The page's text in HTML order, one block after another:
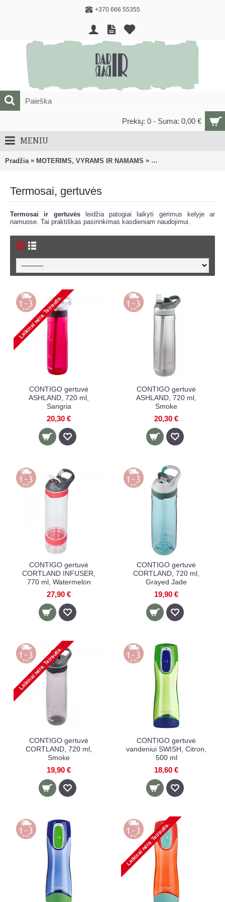
+370 666 55355
Prekių: 0 - Suma: 0,00 €
MENIU
Pradžia » MOTERIMS, VYRAMS IR NAMAMS » NAMŲ, BUITIES
Termosai, gertuvės
Termosai ir gertuvės
leidžia patogiai laikyti gėrimus kelyje ar
namuose. Tai praktiškas pasirinkimas kasdieniam naudojimui.
CONTIGO gertuvė
ASHLAND, 720 ml,
Sangria
20,30 €
CONTIGO gertuvė
ASHLAND, 720 ml,
Smoke
20,30 €
CONTIGO gertuvė
CORTLAND INFUSER,
770 ml, Watermelon
27,90 €
CONTIGO gertuvė
CORTLAND, 720 ml,
Grayed Jade
19,90 €
CONTIGO gertuvė
CORTLAND, 720 ml,
Smoke
19,90 €
CONTIGO gertuvė
vandeniui SWISH, Citron,
500 ml
18,60 €